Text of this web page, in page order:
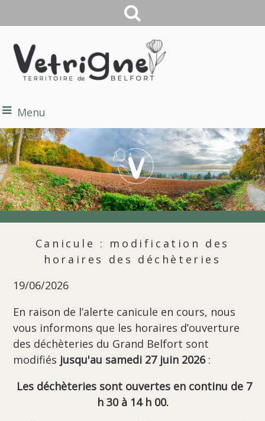
Menu
Canicule : modification des
horaires des déchèteries
19/06/2026
En raison de l’alerte canicule en cours, nous
vous informons que les horaires d’ouverture
des déchèteries du Grand Belfort sont
modifiés jusqu'au samedi 27 juin 2026:
Les déchèteries sont ouvertes en continu de 7
h 30 à 14 h 00.